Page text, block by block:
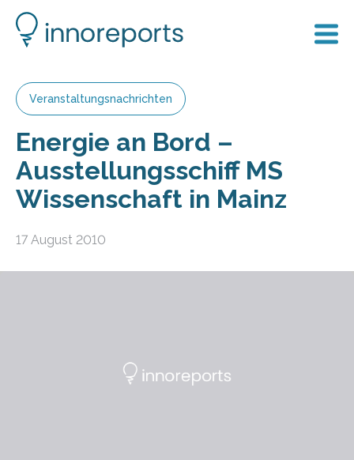
Veranstaltungsnachrichten
Energie an Bord –
Ausstellungsschiff MS
Wissenschaft in Mainz
17 August 2010